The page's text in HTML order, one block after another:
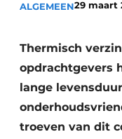
ALGEMEEN29 maart
Thermisch
opdrachtgevers
lange
troeven van dit